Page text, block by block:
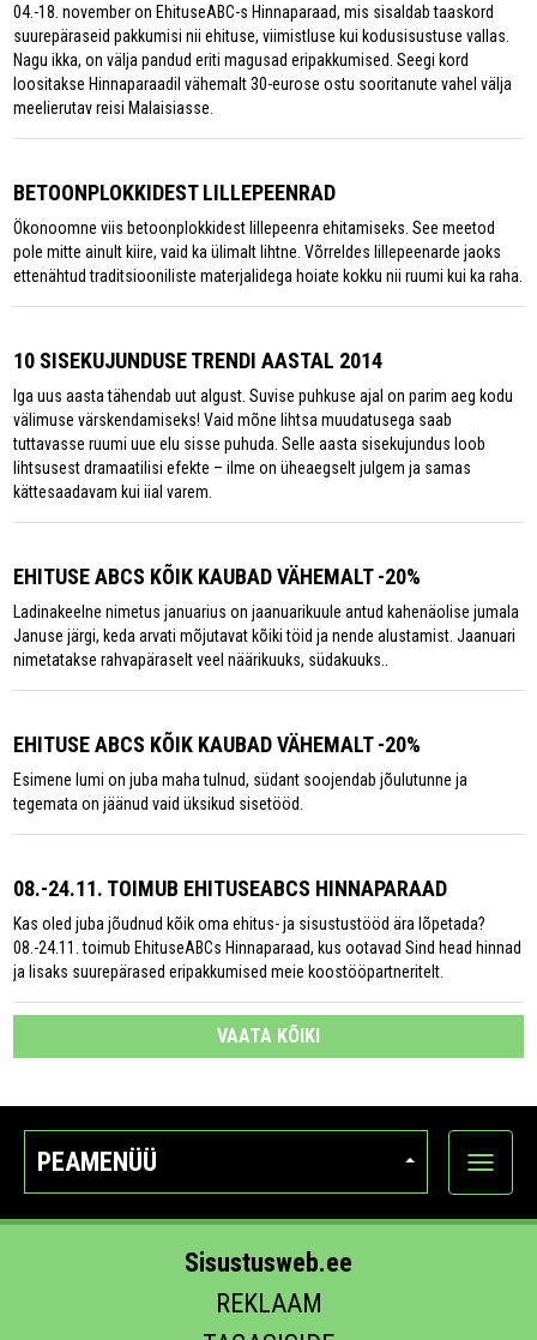
04.-18. november on EhituseABC-s Hinnaparaad, mis sisaldab taaskord
suurepäraseid pakkumisi nii ehituse, viimistluse kui kodusisustuse vallas.
Nagu ikka, on välja pandud eriti magusad eripakkumised. Seegi kord
loositakse Hinnaparaadil vähemalt 30-eurose ostu sooritanute vahel välja
meelierutav reisi Malaisiasse.
BETOONPLOKKIDEST LILLEPEENRAD
Ökonoomne viis betoonplokkidest lillepeenra ehitamiseks. See meetod
pole mitte ainult kiire, vaid ka ülimalt lihtne. Võrreldes lillepeenarde jaoks
ettenähtud traditsiooniliste materjalidega hoiate kokku nii ruumi kui ka raha.
10 SISEKUJUNDUSE TRENDI AASTAL 2014
Iga uus aasta tähendab uut algust. Suvise puhkuse ajal on parim aeg kodu
välimuse värskendamiseks! Vaid mõne lihtsa muudatusega saab
tuttavasse ruumi uue elu sisse puhuda. Selle aasta sisekujundus loob
lihtsusest dramaatilisi efekte – ilme on üheaegselt julgem ja samas
kättesaadavam kui iial varem.
EHITUSE ABCS KÕIK KAUBAD VÄHEMALT -20%
Ladinakeelne nimetus januarius on jaanuarikuule antud kahenäolise jumala
Januse järgi, keda arvati mõjutavat kõiki töid ja nende alustamist. Jaanuari
nimetatakse rahvapäraselt veel näärikuuks, südakuuks..
EHITUSE ABCS KÕIK KAUBAD VÄHEMALT -20%
Esimene lumi on juba maha tulnud, südant soojendab jõulutunne ja
tegemata on jäänud vaid üksikud sisetööd.
08.-24.11. TOIMUB EHITUSEABCS HINNAPARAAD
Kas oled juba jõudnud kõik oma ehitus- ja sisustustööd ära lõpetada?
08.-24.11. toimub EhituseABCs Hinnaparaad, kus ootavad Sind head hinnad
ja lisaks suurepärased eripakkumised meie koostööpartneritelt.
VAATA KÕIKI
PEAMENÜÜ
Ava
Sisustusweb.ee
REKLAAM